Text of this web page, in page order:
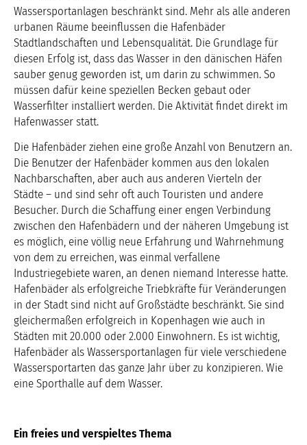
Wassersportanlagen beschränkt sind. Mehr als alle anderen
urbanen Räume beeinflussen die Hafenbäder
Stadtlandschaften und Lebensqualität. Die Grundlage für
diesen Erfolg ist, dass das Wasser in den dänischen Häfen
sauber genug geworden ist, um darin zu schwimmen. So
müssen dafür keine speziellen Becken gebaut oder
Wasserfilter installiert werden. Die Aktivität findet direkt im
Hafenwasser statt.
Die Hafenbäder ziehen eine große Anzahl von Benutzern an.
Die Benutzer der Hafenbäder kommen aus den lokalen
Nachbarschaften, aber auch aus anderen Vierteln der
Städte – und sind sehr oft auch Touristen und andere
Besucher. Durch die Schaffung einer engen Verbindung
zwischen den Hafenbädern und der näheren Umgebung ist
es möglich, eine völlig neue Erfahrung und Wahrnehmung
von dem zu erreichen, was einmal verfallene
Industriegebiete waren, an denen niemand Interesse hatte.
Hafenbäder als erfolgreiche Triebkräfte für Veränderungen
in der Stadt sind nicht auf Großstädte beschränkt. Sie sind
gleichermaßen erfolgreich in Kopenhagen wie auch in
Städten mit 20.000 oder 2.000 Einwohnern. Es ist wichtig,
Hafenbäder als Wassersportanlagen für viele verschiedene
Wassersportarten das ganze Jahr über zu konzipieren. Wie
eine Sporthalle auf dem Wasser.
Ein freies und verspieltes Thema